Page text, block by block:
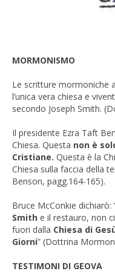
MORMONISMO
Le scritture mormoniche
l’unica vera chiesa e
secondo Joseph Smith.
Il presidente Ezra Taft
Chiesa. Questa non è
Cristiane. Questa è la
Chiesa sulla faccia della
Benson, pagg.164-165).
Bruce McConkie dichiarò:
Smith e il restauro, non
fuori dalla Chiesa di
Giorni” (Dottrina
TESTIMONI DI GEOVA